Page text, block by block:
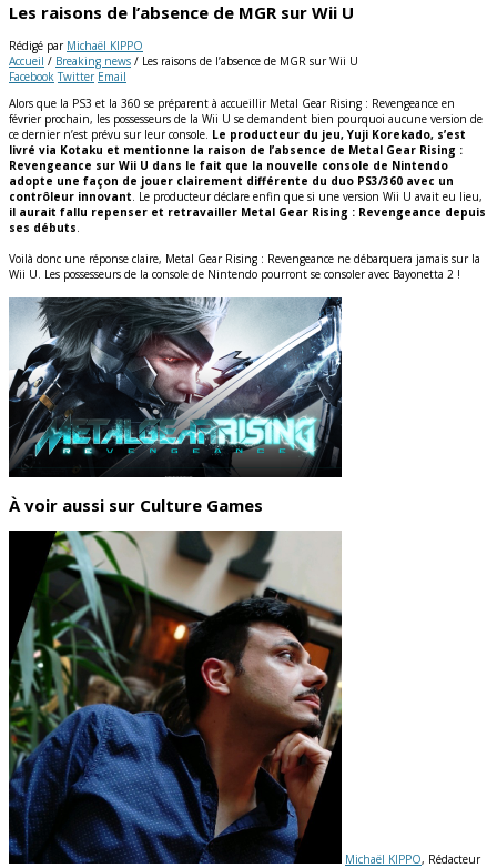
Les raisons de l’absence de MGR sur Wii U
Rédigé par Michaël KIPPO
Accueil / Breaking news / Les raisons de l’absence de MGR sur Wii U
Facebook Twitter Email
Alors que la PS3 et la 360 se préparent à accueillir Metal Gear Rising : Revengeance en
février prochain, les possesseurs de la Wii U se demandent bien pourquoi aucune version de
ce dernier n’est prévu sur leur console. Le producteur du jeu, Yuji Korekado, s’est
livré via Kotaku et mentionne la raison de l’absence de Metal Gear Rising :
Revengeance sur Wii U dans le fait que la nouvelle console de Nintendo
adopte une façon de jouer clairement différente du duo PS3/360 avec un
contrôleur innovant. Le producteur déclare enfin que si une version Wii U avait eu lieu,
il aurait fallu repenser et retravailler Metal Gear Rising : Revengeance depuis
ses débuts.
Voilà donc une réponse claire, Metal Gear Rising : Revengeance ne débarquera jamais sur la
Wii U. Les possesseurs de la console de Nintendo pourront se consoler avec Bayonetta 2 !
À voir aussi sur Culture Games
Michaël KIPPO, Rédacteur